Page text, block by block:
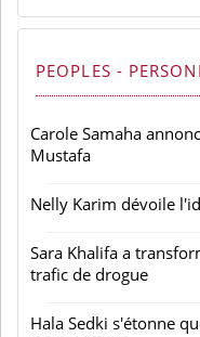
PEOPLES -
Carole Samaha
Mustafa
Nelly Karim dévoile
Sara Khalifa a
trafic de drogue
Hala Sedki s'étonne